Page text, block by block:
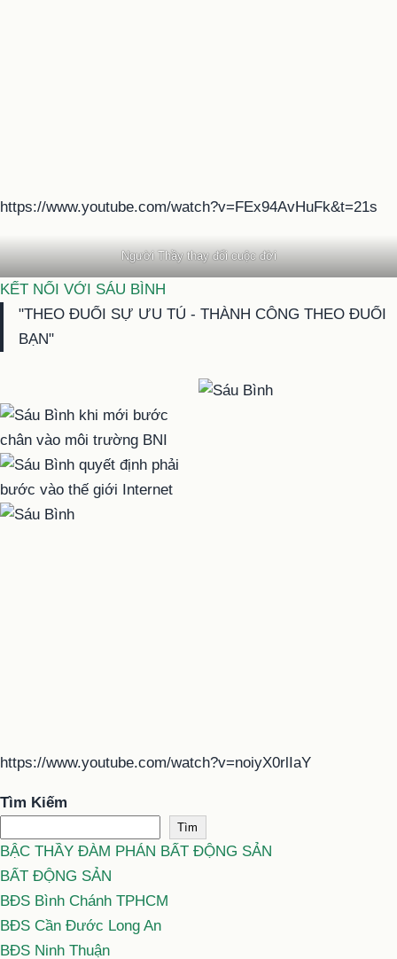
https://www.youtube.com/watch?v=FEx94AvHuFk&t=21s
Người Thầy thay đổi cuộc đời
KẾT NỐI VỚI SÁU BÌNH
"THEO ĐUỔI SỰ ƯU TÚ - THÀNH CÔNG THEO ĐUỔI
BẠN"
https://www.youtube.com/watch?v=noiyX0rlIaY
Tìm Kiếm
Tìm
BẬC THẦY ĐÀM PHÁN BẤT ĐỘNG SẢN
BẤT ĐỘNG SẢN
BĐS Bình Chánh TPHCM
BĐS Cần Đước Long An
BĐS Ninh Thuận